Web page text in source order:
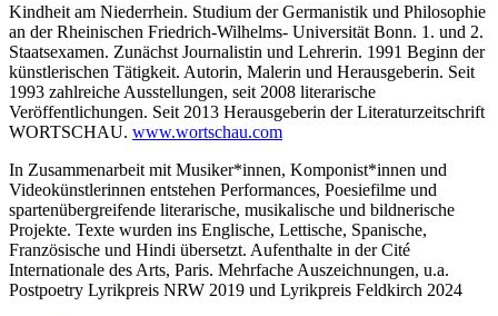
Kindheit am Niederrhein. Studium der Germanistik und Philosophie
an der Rheinischen Friedrich-Wilhelms- Universität Bonn. 1. und 2.
Staatsexamen. Zunächst Journalistin und Lehrerin. 1991 Beginn der
künstlerischen Tätigkeit. Autorin, Malerin und Herausgeberin. Seit
1993 zahlreiche Ausstellungen, seit 2008 literarische
Veröffentlichungen. Seit 2013 Herausgeberin der Literaturzeitschrift
WORTSCHAU. www.wortschau.com
In Zusammenarbeit mit Musiker*innen, Komponist*innen und
Videokünstlerinnen entstehen Performances, Poesiefilme und
spartenübergreifende literarische, musikalische und bildnerische
Projekte. Texte wurden ins Englische, Lettische, Spanische,
Französische und Hindi übersetzt. Aufenthalte in der Cité
Internationale des Arts, Paris. Mehrfache Auszeichnungen, u.a.
Postpoetry Lyrikpreis NRW 2019 und Lyrikpreis Feldkirch 2024